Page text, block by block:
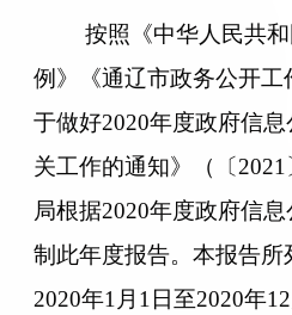
按照《中华人民共
例》《通辽市政务公开工
于做好2020年度政府信
关工作的通知》（〔
局根据2020年度政府信
制此年度报告。本报告所
2020年1月1日至2020年